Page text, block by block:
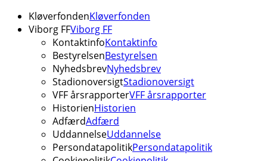
KløverfondenKløverfonden
Viborg FFViborg FF
KontaktinfoKontaktinfo
BestyrelsenBestyrelsen
NyhedsbrevNyhedsbrev
StadionoversigtStadionoversigt
VFF årsrapporterVFF årsrapporter
HistorienHistorien
AdfærdAdfærd
UddannelseUddannelse
PersondatapolitikPersondatapolitik